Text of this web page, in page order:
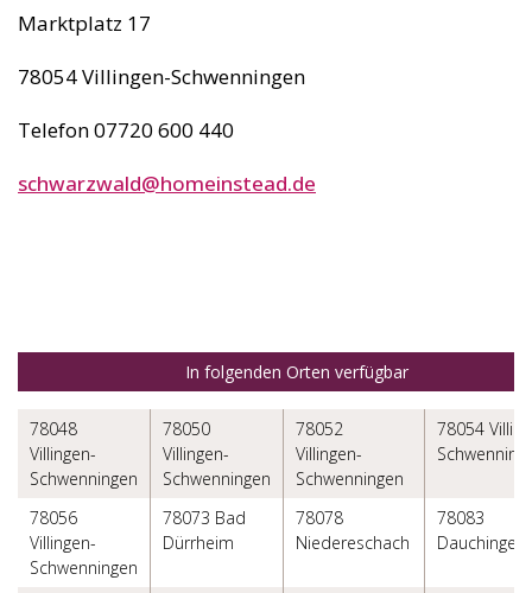
Marktplatz 17
78054 Villingen-Schwenningen
Telefon 07720 600 440
schwarzwald@homeinstead.de
In folgenden Orten verfügbar
78048
Villingen-
Schwenningen
78050
Villingen-
Schwenningen
78052
Villingen-
Schwenningen
78054
78056
Villingen-
Schwenningen
78073 Bad
Dürrheim
78078
Niedereschach
78083
Dauchingen